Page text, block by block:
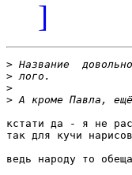
]
>
>
>
>
кстати да - я не
так для кучи
ведь народу то